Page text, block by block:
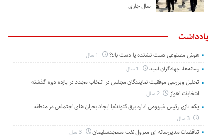
سال جاری
یادداشت
هوش مصنوعی دست نشانده یا دست بالا؟
رسانه‌ها، جهادگران امید
تحلیل و بررسی موفقیت نمایندگان مجلس در انتخاب مجدد در یازده دوره گذشته
انتخابات اهواز
2 سال
یکه تازی رئیس غیربومی اداره برق گتوند/با ایجاد بحران های اجتماعی در منطقه
3 سال
تناقضات مدیررسانه ای معزول نفت مسجدسلیمان 3 سال